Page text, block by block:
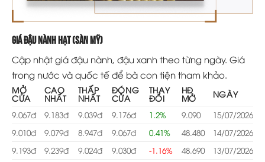
Giá đậu nành hạt (Sàn Mỹ)
Cập nhật giá đậu nành, đậu xanh theo từng ngày. Giá
trong nước và quốc tế để bà con tiện tham khảo.
MỞ
CỬA
CAO
NHẤT
THẤP
NHẤT
ĐÓNG
CỬA
THAY
ĐỔI
HĐ
MỞ
NGÀY
9.067đ
9.183đ 9.039đ 9.176đ 1.2% 9.090
15/07/2026
9.010đ
9.079đ 8.947đ 9.067đ 0.41% 48.480
14/07/2026
9.193đ
9.239đ 9.024đ 9.030đ -1.16% 48.690
13/07/2026